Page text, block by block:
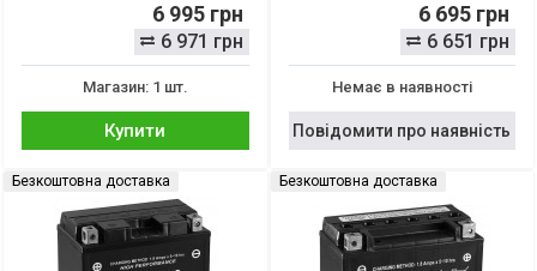
6 995 грн
6 971 грн
Магазин: 1 шт.
Купити
6 695 грн
6 651 грн
Немає в наявності
Повідомити про наявність
Безкоштовна доставка Безкоштовна доставка